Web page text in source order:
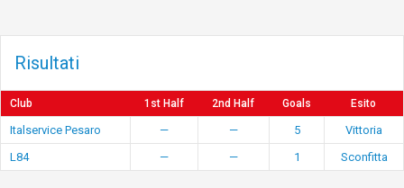
Risultati
Club 1st Half 2nd Half Goals Esito
Italservice Pesaro — — 5
Vittoria
L84
— — 1 Sconfitta